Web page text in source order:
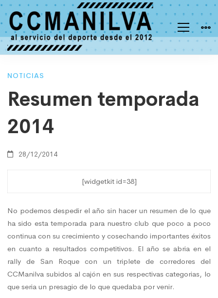
Resumen
temporada
2014
NOTICIAS
Resumen temporada
2014
28/12/2014
[widgetkit id=38]
No podemos despedir el año sin hacer un resumen de lo que
ha sido esta temporada para nuestro club que poco a poco
continua con su crecimiento y cosechando importantes éxitos
en cuanto a resultados competitivos. El año se abria en el
rally de San Roque con un triplete de corredores del
CCManilva subidos al cajón en sus respectivas categorias, lo
que seria un presagio de lo que quedaba por venir.